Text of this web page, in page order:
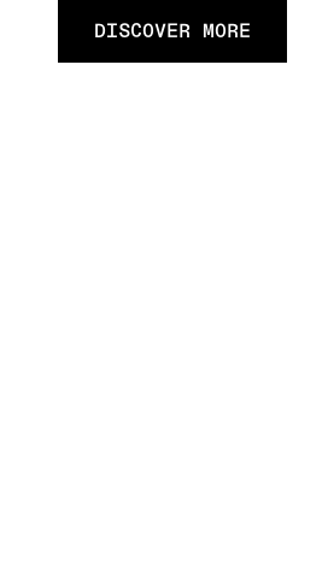
DISCOVER MORE